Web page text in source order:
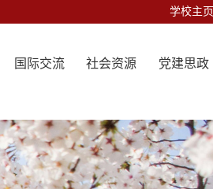
学校主页
国际交流 社会资源 党建思政